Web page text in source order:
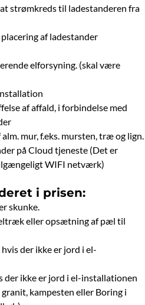
strømkreds til ladestanderen fra
af ladestander
elforsyning. (skal være
af affald, i forbindelse med
mur, f.eks. mursten, træ og lign.
på Cloud tjeneste (Det er
WIFI netværk)
i prisen:
skunke.
eller opsætning af pæl til
der ikke er jord i el-
der ikke er jord i el-installationen
kampesten eller Boring i